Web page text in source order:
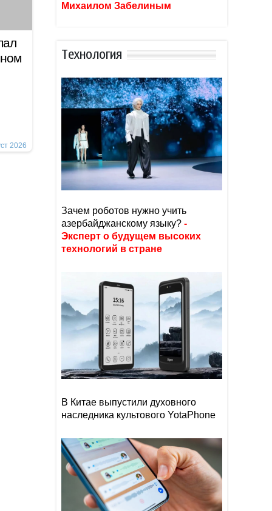
2026
Михаилом Забелиным
Тexнoлoгия
Зачем роботов нужно учить
азербайджанскому языку? -
Эксперт о будущем высоких
технологий в стране
В Китае выпустили духовного
наследника культового YotaPhone